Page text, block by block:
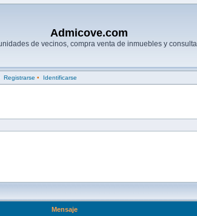
Admicove.com
de vecinos, compra venta de inmuebles y
Registrarse • Identificarse
Mensaje